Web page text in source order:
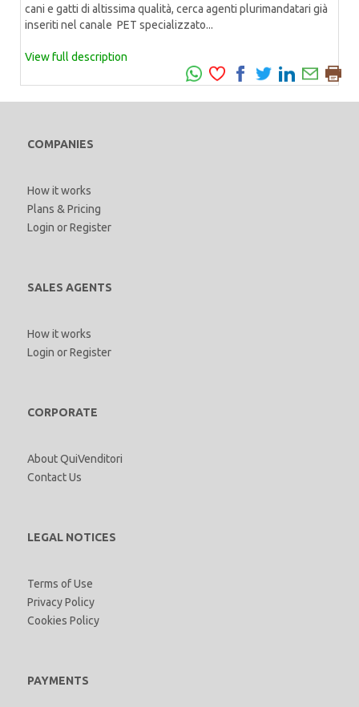
cani e gatti di altissima qualità, cerca agenti plurimandatari già
inseriti nel canale PET specializzato...
View full description
COMPANIES
How it works
Plans & Pricing
Login orRegister
SALES AGENTS
How it works
Login orRegister
CORPORATE
About QuiVenditori
Contact Us
LEGAL NOTICES
Terms of Use
Privacy Policy
Cookies Policy
PAYMENTS